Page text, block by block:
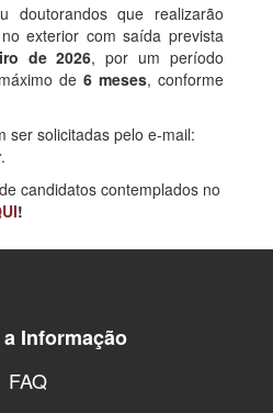
doutorandos que realizarão
exterior com saída prevista
de 2026, por um período
de6 meses, conforme
ser solicitadas pelo e-mail:
.
candidatos contemplados no
!
Informação
FAQ